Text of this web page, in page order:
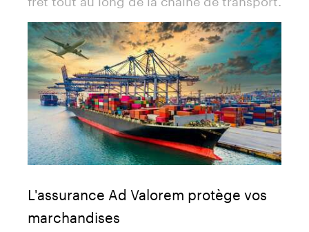
L'assurance Ad Valorem protège vos
marchandises